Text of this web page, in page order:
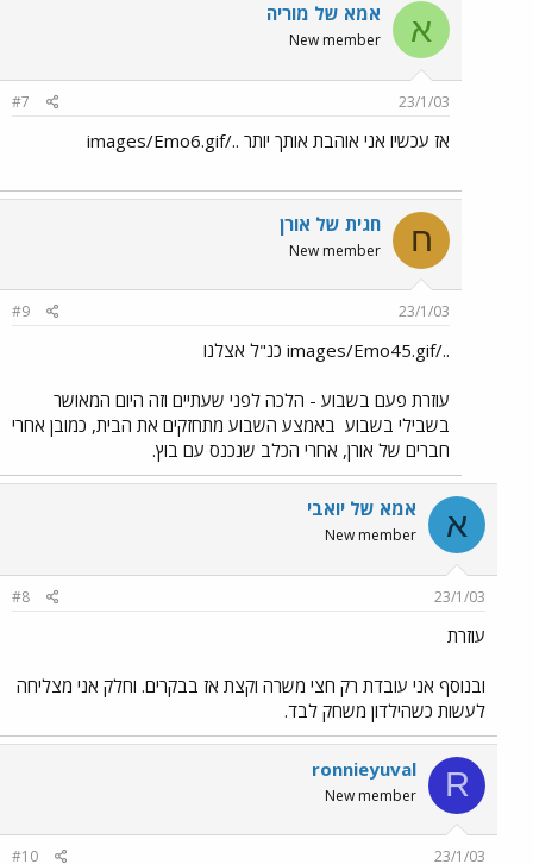
א אמא של מוריה
New member
23/1/03
#7
אז עכשיו אני אוהבת אותך יותר ../images/Emo6.gif
ח חגית של אורן
New member
23/1/03
#9
../images/Emo45.gif כנ"ל אצלנו
עוזרת פעם בשבוע - הלכה לפני שעתיים וזה היום המאושר
בשבילי בשבוע באמצע השבוע מתחזקים את הבית, כמובן אחרי
חברים של אורן, אחרי הכלב שנכנס עם בוץ.
א אמא של יואבי
New member
23/1/03
#8
עוזרת
ובנוסף אני עובדת רק חצי משרה וקצת אז בבקרים. וחלק אני מצליחה
לעשות כשהילדון משחק לבד.
R
ronnieyuval
New member
23/1/03
#10